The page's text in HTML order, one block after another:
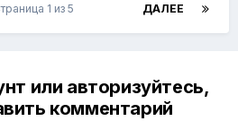
ДАЛЕЕ
1 из 5
или авторизуйтесь,
комментарий